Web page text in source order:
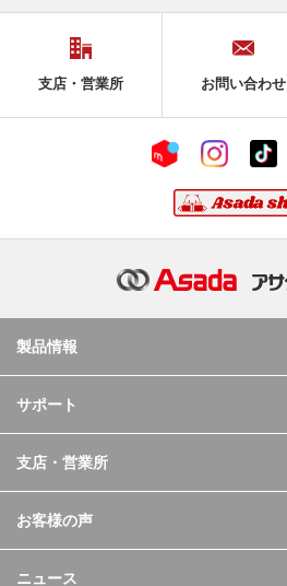
支店・営業所 お問い合わせ
製品情報
サポート
支店・営業所
お客様の声
ニュース